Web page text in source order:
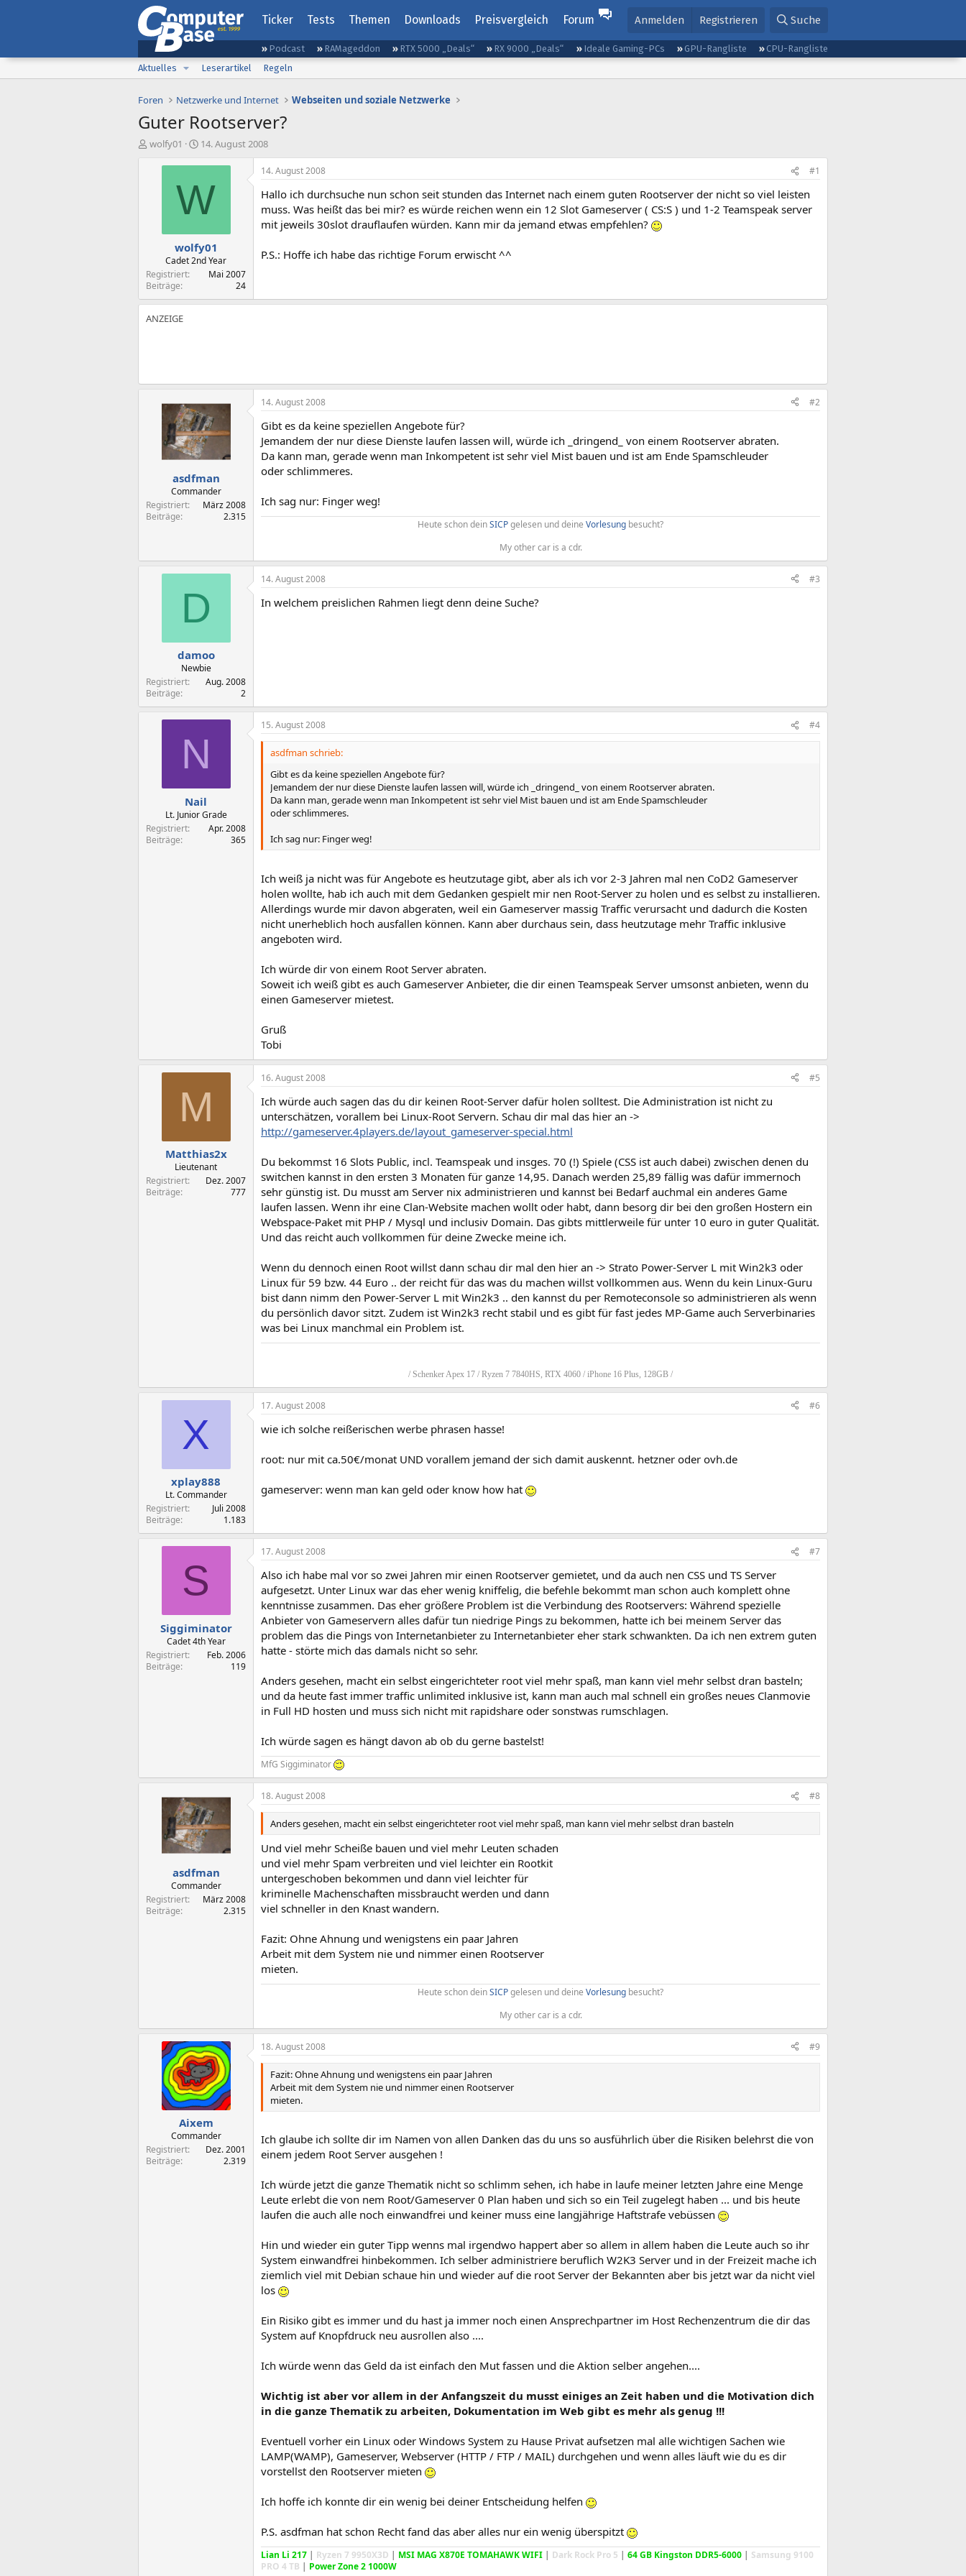
Ticker Tests Themen Downloads Preisvergleich Forum Anmelden Registrieren Suche
Podcast RAMageddon RTX 5000 „Deals“ RX 9000 „Deals“ Ideale Gaming-PCs GPU-Rangliste
CPU-Rangliste
Aktuelles
Leserartikel Regeln
Foren Netzwerke und Internet Webseiten und soziale Netzwerke
Guter Rootserver?
E
wolfy01
E
s
e
l
t
a
m
14. August 2008
W
wolfy01
Cadet 2nd Year
Registriert
Mai 2007
Beiträge
24
14. August 2008 #1
Hallo ich durchsuche nun schon seit stunden das Internet nach einem guten Rootserver der nicht so viel leisten
muss. Was heißt das bei mir? es würde reichen wenn ein 12 Slot Gameserver ( CS:S ) und 1-2 Teamspeak server
mit jeweils 30slot drauflaufen würden. Kann mir da jemand etwas empfehlen?
P.S.: Hoffe ich habe das richtige Forum erwischt ^^
asdfman
Commander
Registriert
März 2008
Beiträge
2.315
14. August 2008 #2
Gibt es da keine speziellen Angebote für?
Jemandem der nur diese Dienste laufen lassen will, würde ich _dringend_ von einem Rootserver abraten.
Da kann man, gerade wenn man Inkompetent ist sehr viel Mist bauen und ist am Ende Spamschleuder
oder schlimmeres.
Ich sag nur: Finger weg!
Heute schon deinSICPgelesen und deine Vorlesung besucht?​
My other car is a cdr.​
D
damoo
Newbie
Registriert
Aug. 2008
Beiträge
2
14. August 2008 #3
In welchem preislichen Rahmen liegt denn deine Suche?
N
Nail
Lt. Junior Grade
Registriert
Apr. 2008
Beiträge
365
15. August 2008 #4
asdfman schrieb:
Gibt es da keine speziellen Angebote für?
Jemandem der nur diese Dienste laufen lassen will, würde ich _dringend_ von einem Rootserver abraten.
Da kann man, gerade wenn man Inkompetent ist sehr viel Mist bauen und ist am Ende Spamschleuder
oder schlimmeres.
Ich sag nur: Finger weg!
Ich weiß ja nicht was für Angebote es heutzutage gibt, aber als ich vor 2-3 Jahren mal nen CoD2 Gameserver
holen wollte, hab ich auch mit dem Gedanken gespielt mir nen Root-Server zu holen und es selbst zu installieren.
Allerdings wurde mir davon abgeraten, weil ein Gameserver massig Traffic verursacht und dadurch die Kosten
nicht unerheblich hoch ausfallen können. Kann aber durchaus sein, dass heutzutage mehr Traffic inklusive
angeboten wird.
Ich würde dir von einem Root Server abraten.
Soweit ich weiß gibt es auch Gameserver Anbieter, die dir einen Teamspeak Server umsonst anbieten, wenn du
einen Gameserver mietest.
Gruß
Tobi
M
Matthias2x
Lieutenant
Registriert
Dez. 2007
Beiträge
777
16. August 2008 #5
Ich würde auch sagen das du dir keinen Root-Server dafür holen solltest. Die Administration ist nicht zu
unterschätzen, vorallem bei Linux-Root Servern. Schau dir mal das hier an ->
http://gameserver.4players.de/layout_gameserver-special.html
Du bekommst 16 Slots Public, incl. Teamspeak und insges. 70 (!) Spiele (CSS ist auch dabei) zwischen denen du
switchen kannst in den ersten 3 Monaten für ganze 14,95. Danach werden 25,89 fällig was dafür immernoch
sehr günstig ist. Du musst am Server nix administrieren und kannst bei Bedarf auchmal ein anderes Game
laufen lassen. Wenn ihr eine Clan-Website machen wollt oder habt, dann besorg dir bei den großen Hostern ein
Webspace-Paket mit PHP / Mysql und inclusiv Domain. Das gibts mittlerweile für unter 10 euro in guter Qualität.
Und das reicht auch vollkommen für deine Zwecke meine ich.
Wenn du dennoch einen Root willst dann schau dir mal den hier an -> Strato Power-Server L mit Win2k3 oder
Linux für 59 bzw. 44 Euro .. der reicht für das was du machen willst vollkommen aus. Wenn du kein Linux-Guru
bist dann nimm den Power-Server L mit Win2k3 .. den kannst du per Remoteconsole so administrieren als wenn
du persönlich davor sitzt. Zudem ist Win2k3 recht stabil und es gibt für fast jedes MP-Game auch Serverbinaries
was bei Linux manchmal ein Problem ist.
/ Schenker Apex 17 / Ryzen 7 7840HS, RTX 4060 / iPhone 16 Plus, 128GB /
X
xplay888
Lt. Commander
Registriert
Juli 2008
Beiträge
1.183
17. August 2008 #6
wie ich solche reißerischen werbe phrasen hasse!
root: nur mit ca.50€/monat UND vorallem jemand der sich damit auskennt. hetzner oder ovh.de
gameserver: wenn man kan geld oder know how hat
S
Siggiminator
Cadet 4th Year
Registriert
Feb. 2006
Beiträge
119
17. August 2008 #7
Also ich habe mal vor so zwei Jahren mir einen Rootserver gemietet, und da auch nen CSS und TS Server
aufgesetzt. Unter Linux war das eher wenig kniffelig, die befehle bekommt man schon auch komplett ohne
kenntnisse zusammen. Das eher größere Problem ist die Verbindung des Rootservers: Während spezielle
Anbieter von Gameservern alles dafür tun niedrige Pings zu bekommen, hatte ich bei meinem Server das
problem das die Pings von Internetanbieter zu Internetanbieter eher stark schwankten. Da ich nen extrem guten
hatte - störte mich das damals nicht so sehr.
Anders gesehen, macht ein selbst eingerichteter root viel mehr spaß, man kann viel mehr selbst dran basteln;
und da heute fast immer traffic unlimited inklusive ist, kann man auch mal schnell ein großes neues Clanmovie
in Full HD hosten und muss sich nicht mit rapidshare oder sonstwas rumschlagen.
Ich würde sagen es hängt davon ab ob du gerne bastelst!
MfG Siggiminator
asdfman
Commander
Registriert
März 2008
Beiträge
2.315
18. August 2008 #8
Anders gesehen, macht ein selbst eingerichteter root viel mehr spaß, man kann viel mehr selbst dran basteln
Und viel mehr Scheiße bauen und viel mehr Leuten schaden
und viel mehr Spam verbreiten und viel leichter ein Rootkit
untergeschoben bekommen und dann viel leichter für
kriminelle Machenschaften missbraucht werden und dann
viel schneller in den Knast wandern.
Fazit: Ohne Ahnung und wenigstens ein paar Jahren
Arbeit mit dem System nie und nimmer einen Rootserver
mieten.
Heute schon deinSICPgelesen und deine Vorlesung besucht?​
My other car is a cdr.​
Aixem
Commander
Registriert
Dez. 2001
Beiträge
2.319
18. August 2008 #9
Fazit: Ohne Ahnung und wenigstens ein paar Jahren
Arbeit mit dem System nie und nimmer einen Rootserver
mieten.
Ich glaube ich sollte dir im Namen von allen Danken das du uns so ausführlich über die Risiken belehrst die von
einem jedem Root Server ausgehen !
Ich würde jetzt die ganze Thematik nicht so schlimm sehen, ich habe in laufe meiner letzten Jahre eine Menge
Leute erlebt die von nem Root/Gameserver 0 Plan haben und sich so ein Teil zugelegt haben ... und bis heute
laufen die auch alle noch einwandfrei und keiner muss eine langjährige Haftstrafe vebüssen
Hin und wieder ein guter Tipp wenns mal irgendwo happert aber so allem in allem haben die Leute auch so ihr
System einwandfrei hinbekommen. Ich selber administriere beruflich W2K3 Server und in der Freizeit mache ich
ziemlich viel mit Debian schaue hin und wieder auf die root Server der Bekannten aber bis jetzt war da nicht viel
los
Ein Risiko gibt es immer und du hast ja immer noch einen Ansprechpartner im Host Rechenzentrum die dir das
System auf Knopfdruck neu ausrollen also ....
Ich würde wenn das Geld da ist einfach den Mut fassen und die Aktion selber angehen....
Wichtig ist aber vor allem in der Anfangszeit du musst einiges an Zeit haben und die Motivation dich
in die ganze Thematik zu arbeiten, Dokumentation im Web gibt es mehr als genug !!!
Eventuell vorher ein Linux oder Windows System zu Hause Privat aufsetzen mal alle wichtigen Sachen wie
LAMP(WAMP), Gameserver, Webserver (HTTP / FTP / MAIL) durchgehen und wenn alles läuft wie du es dir
vorstellst den Rootserver mieten
Ich hoffe ich konnte dir ein wenig bei deiner Entscheidung helfen
P.S. asdfman hat schon Recht fand das aber alles nur ein wenig überspitzt
Lian Li 217 | Ryzen 7 9950X3D | MSI MAG X870E TOMAHAWK WIFI | Dark Rock Pro 5 | 64 GB Kingston DDR5-6000 | Samsung 9100
PRO 4 TB | Power Zone 2 1000W